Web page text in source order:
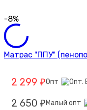
-8%
Матрас "ППУ"
2 299 ₽Опт
2 650 ₽ Малый опт